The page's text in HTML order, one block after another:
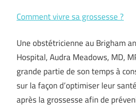
Comment vivre sa grossesse ?
Une obstétricienne au Brigham
Hospital, Audra Meadows, MD,
grande partie de son temps à
sur la façon d’optimiser leur
après la grossesse afin de